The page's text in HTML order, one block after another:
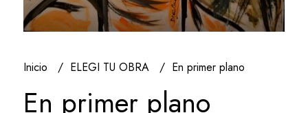
Inicio ELEGI TU OBRA En primer plano
En primer plano